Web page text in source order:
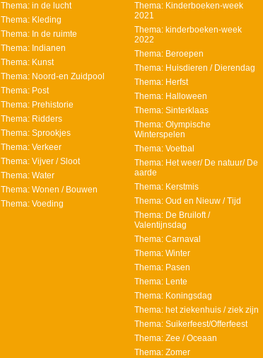
Thema: in de lucht
Thema: Kleding
Thema: In de ruimte
Thema: Indianen
Thema: Kunst
Thema: Noord-en Zuidpool
Thema: Post
Thema: Prehistorie
Thema: Ridders
Thema: Sprookjes
Thema: Verkeer
Thema: Vijver / Sloot
Thema: Water
Thema: Wonen / Bouwen
Thema: Voeding
Thema: Kinderboeken-week
2021
Thema: kinderboeken-week
2022
Thema: Beroepen
Thema: Huisdieren / Dierendag
Thema: Herfst
Thema: Halloween
Thema: Sinterklaas
Thema: Olympische
Winterspelen
Thema: Voetbal
Thema: Het weer/ De natuur/ De
aarde
Thema: Kerstmis
Thema: Oud en Nieuw / Tijd
Thema: De Bruiloft /
Valentijnsdag
Thema: Carnaval
Thema: Winter
Thema: Pasen
Thema: Lente
Thema: Koningsdag
Thema: het ziekenhuis / ziek zijn
Thema: Suikerfeest/Offerfeest
Thema: Zee / Oceaan
Thema: Zomer